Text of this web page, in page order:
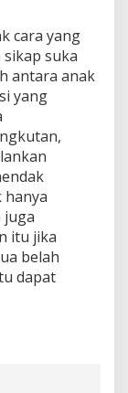
cara yang
suka
antara anak
yang
hanya
juga
itu jika
belah
dapat